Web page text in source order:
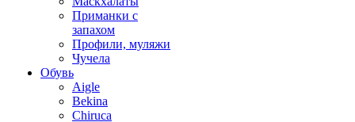
Приманки с
запахом
Профили, муляжи
Чучела
Обувь
Aigle
Bekina
Chiruсa